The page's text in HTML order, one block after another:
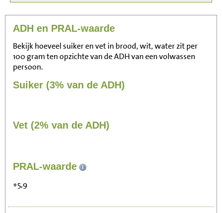
ADH en PRAL-waarde
Bekijk hoeveel suiker en vet in brood, wit, water zit per
100 gram ten opzichte van de ADH van een volwassen
persoon.
Suiker (3% van de ADH)
Vet (2% van de ADH)
PRAL-waarde
+5,9
Zitten, tv kijken